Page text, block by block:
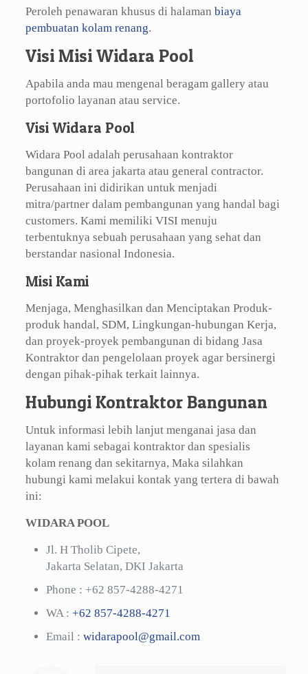
Peroleh penawaran khusus di halaman biaya
pembuatan kolam renang.
Visi Misi Widara Pool
Apabila anda mau mengenal beragam gallery atau
portofolio layanan atau service.
Visi Widara Pool
Widara Pool adalah perusahaan kontraktor
bangunan di area jakarta atau general contractor.
Perusahaan ini didirikan untuk menjadi
mitra/partner dalam pembangunan yang handal bagi
customers. Kami memiliki VISI menuju
terbentuknya sebuah perusahaan yang sehat dan
berstandar nasional Indonesia.
Misi Kami
Menjaga, Menghasilkan dan Menciptakan Produk-
produk handal, SDM, Lingkungan-hubungan Kerja,
dan proyek-proyek pembangunan di bidang Jasa
Kontraktor dan pengelolaan proyek agar bersinergi
dengan pihak-pihak terkait lainnya.
Hubungi Kontraktor Bangunan
Untuk informasi lebih lanjut menganai jasa dan
layanan kami sebagai kontraktor dan spesialis
kolam renang dan sekitarnya, Maka silahkan
hubungi kami melakui kontak yang tertera di bawah
ini:
WIDARA POOL
Jl. H Tholib Cipete,
Jakarta Selatan, DKI Jakarta
Phone : +62 857-4288-4271
WA : +62 857-4288-4271
Email : widarapool@gmail.com